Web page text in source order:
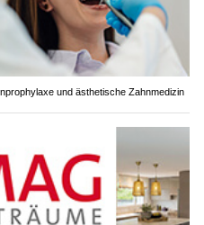
und ästhetische Zahnmedizin